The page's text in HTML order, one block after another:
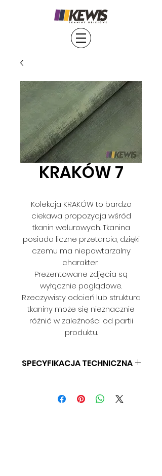
KRAKÓW 7
Kolekcja KRAKÓW to bardzo
ciekawa propozycja wśród
tkanin welurowych. Tkanina
posiada liczne przetarcia, dzięki
czemu ma niepowtarzalny
charakter.
Prezentowane zdjęcia są
wyłącznie poglądowe.
Rzeczywisty odcień lub struktura
tkaniny może się nieznacznie
różnić w zależności od partii
produktu.
SPECYFIKACJA TECHNICZNA
GRAMATURA: BD
SZEROKOŚĆ: 140 CM